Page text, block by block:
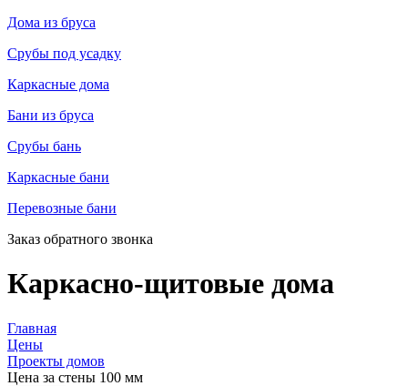
Дома из бруса
Срубы под усадку
Каркасные дома
Бани из бруса
Срубы бань
Каркасные бани
Перевозные бани
Заказ обратного звонка
Каркасно-щитовые дома
Главная
Цены
Проекты домов
Цена за стены 100 мм